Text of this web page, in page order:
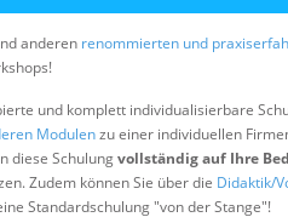
anderen renommierten und
und komplett individualisierbare
Modulenzu einer individuellen
diese Schulungvollständig auf Ihre
Zudem können Sie über die Didaktik/
Standardschulung "von der Stange"!